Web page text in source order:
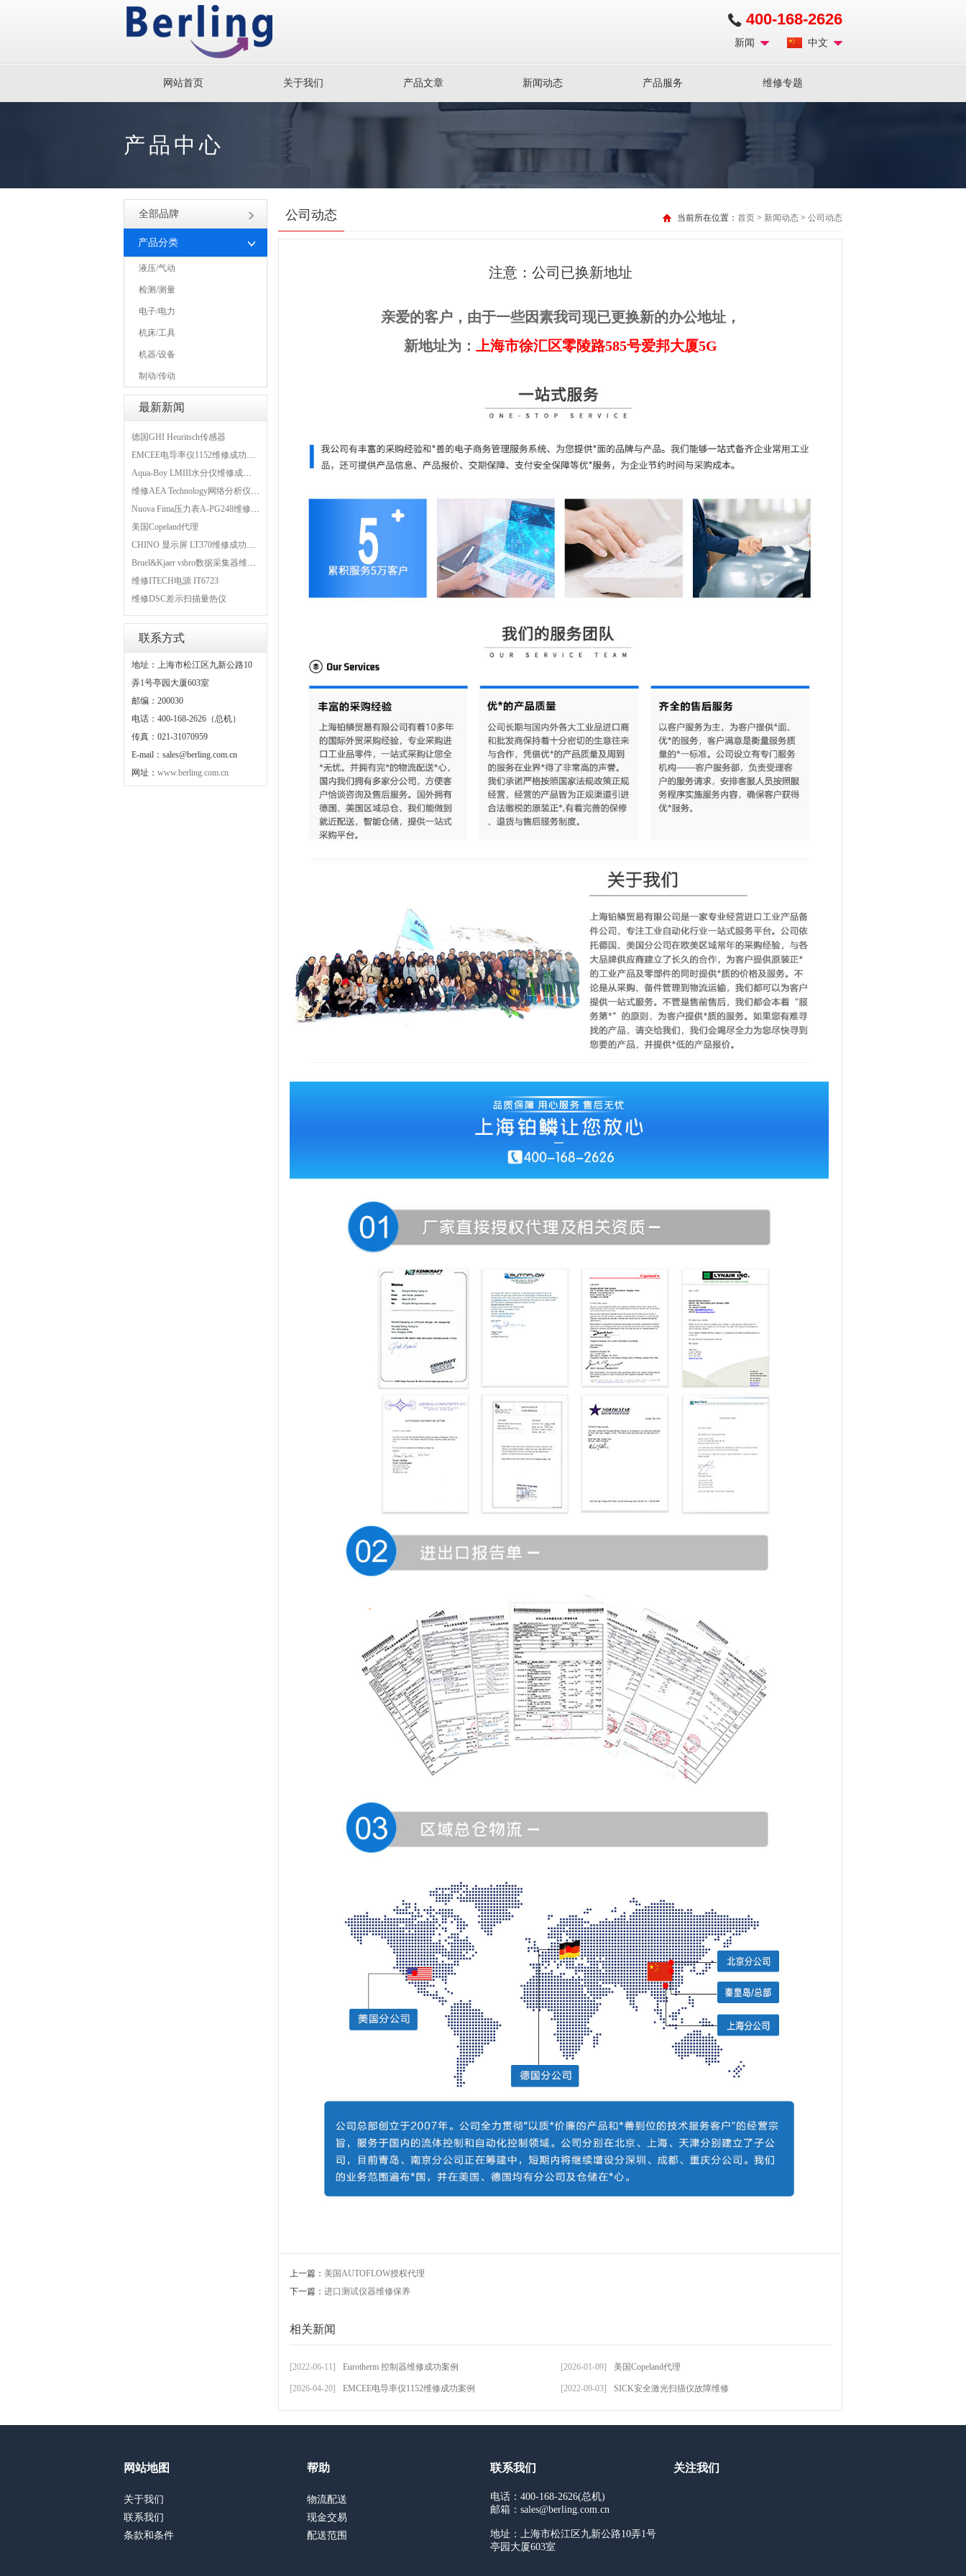
400-168-2626
中文
新闻
网站首页 关于我们 产品文章 新闻动态 产品服务 维修专题
产品中心
全部品牌
产品分类
液压/气动
检测/测量
电子/电力
机床/工具
机器/设备
制动/传动
最新新闻
德国GHI Heuritsch传感器
EMCEE电导率仪1152维修成功案例
Aqua-Boy LMIII水分仪维修成功案例
维修AEA Technology网络分析仪 6015-1010
Nuova Fima压力表A-PG248维修成功案例
美国Copeland代理
CHINO 显示屏 LT370维修成功案例
Bruel&Kjaer vibro数据采集器维修成功案例
维修ITECH电源 IT6723
维修DSC差示扫描量热仪
联系方式
地址：上海市松江区九新公路10
弄1号亭园大厦603室
邮编：200030
电话：400-168-2626（总机）
传真：021-31070959
E-mail：sales@berling.com.cn
网址： www.berling.com.cn
公司动态 当前所在位置： 首页 > 新闻动态 > 公司动态
注意：公司已换新地址
亲爱的客户，由于一些因素我司现已更换新的办公地址，
新地址为： 上海市徐汇区零陵路585号爱邦大厦5G
上一篇： 美国AUTOFLOW授权代理
下一篇： 进口测试仪器维修保养
相关新闻
[2022-06-11] Eurotherm 控制器维修成功案例 [2026-01-09] 美国Copeland代理
[2026-04-20] EMCEE电导率仪1152维修成功案例 [2022-09-03] SICK安全激光扫描仪故障维修
网站地图
关于我们
联系我们
条款和条件
帮助
物流配送
现金交易
配送范围
联系我们
电话：400-168-2626(总机)
邮箱：sales@berling.com.cn
地址：上海市松江区九新公路10弄1号
亭园大厦603室
关注我们